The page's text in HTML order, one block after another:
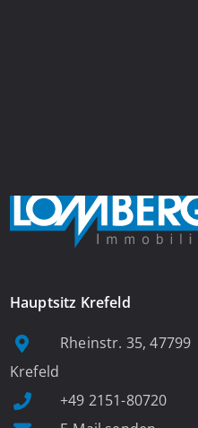
Hauptsitz Krefeld
Rheinstr. 35, 47799
Krefeld
+49 2151-80720